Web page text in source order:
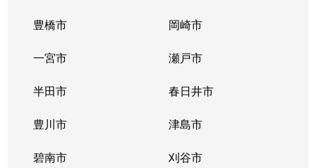
豊橋市 岡崎市
一宮市 瀬戸市
半田市 春日井市
豊川市 津島市
碧南市 刈谷市